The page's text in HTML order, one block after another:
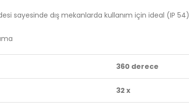
sayesinde dış mekanlarda kullanım için ideal (IP 54)
360 derece
32 x